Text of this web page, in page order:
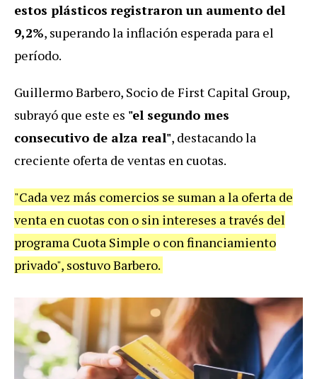
estos plásticos registraron un aumento del
9,2%, superando la inflación esperada para el
período.
Guillermo Barbero, Socio de First Capital Group,
subrayó que este es "el segundo mes
consecutivo de alza real", destacando la
creciente oferta de ventas en cuotas.
"Cada vez más comercios se suman a la oferta de
venta en cuotas con o sin intereses a través del
programa Cuota Simple o con financiamiento
privado", sostuvo Barbero.